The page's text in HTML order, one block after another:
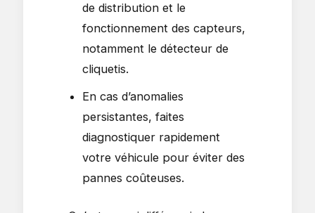
de distribution et le
fonctionnement des capteurs,
notamment le détecteur de
cliquetis.
En cas d’anomalies
persistantes, faites
diagnostiquer rapidement
votre véhicule pour éviter des
pannes coûteuses.